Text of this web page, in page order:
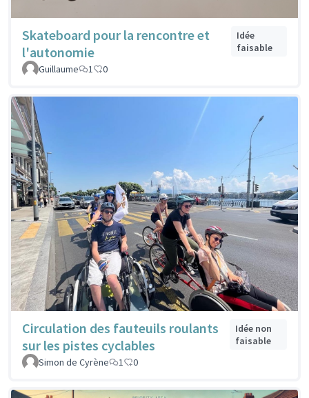
Skateboard pour la rencontre et
l'autonomie
Idée
faisable
Guillaume
1 0
Circulation des fauteuils roulants
sur les pistes cyclables
Idée non
faisable
Simon de Cyrène
1 0